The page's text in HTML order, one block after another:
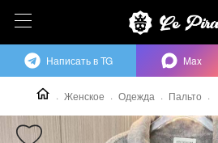
Женское Одежда Пальто
Написать в TG Max